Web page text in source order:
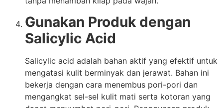
Gunakan Produk dengan
Salicylic Acid
Salicylic acid adalah bahan aktif yang efektif untuk
mengatasi kulit berminyak dan jerawat. Bahan ini
bekerja dengan cara menembus pori-pori dan
mengangkat sel-sel kulit mati serta kotoran yang